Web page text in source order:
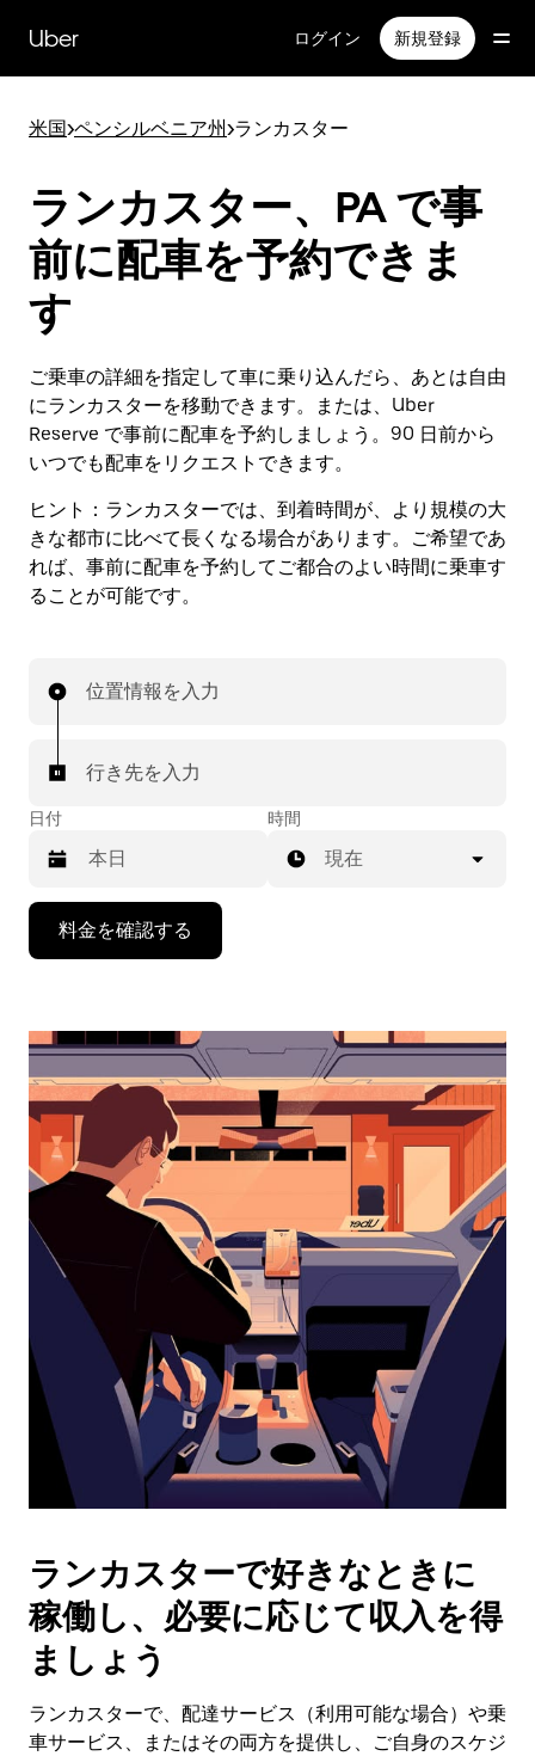
Uber ログイン 新規登録
米国>ペンシルベニア州>ランカスター
ランカスター、PA で事
前に配車を予約できま
す
ご乗車の詳細を指定して車に乗り込んだら、あとは自由
にランカスターを移動できます。または、Uber
Reserve で事前に配車を予約しましょう。90 日前から
いつでも配車をリクエストできます。
ヒント： ランカスターでは、到着時間が、より規模の大
きな都市に比べて長くなる場合があります。ご希望であ
れば、事前に配車を予約してご都合のよい時間に乗車す
ることが可能です。
位置情報を入力
行き先を入力
日付
で
ン
ダ
ー
を
操
作
し、
を
選
択
す。
ン
で
カ
レ
ン
ー
を
時間
現在
料金を確認する
ランカスターで好きなときに
稼働し、必要に応じて収入を得
ましょう
ランカスターで、配達サービス（利用可能な場合）や乗
車サービス、またはその両方を提供し、ご自身のスケジ